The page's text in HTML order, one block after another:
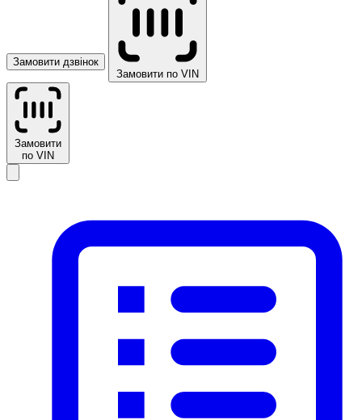
Замовити дзвінок
Замовити по VIN
Замовити
по VIN